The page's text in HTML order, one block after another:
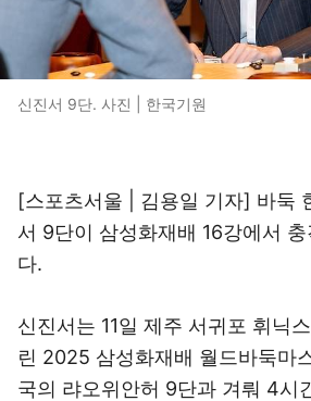
신진서 9단. 사진 | 한국기원
[스포츠서울 | 김용일 기자] 바둑
서 9단이 삼성화재배 16강에서
다.
신진서는 11일 제주 서귀포 휘닉
린 2025 삼성화재배 월드바둑마
국의 랴오위안허 9단과 겨뤄 4시